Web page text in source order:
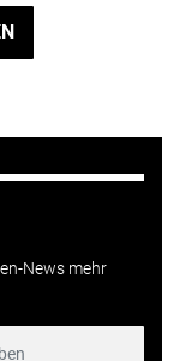
News mehr